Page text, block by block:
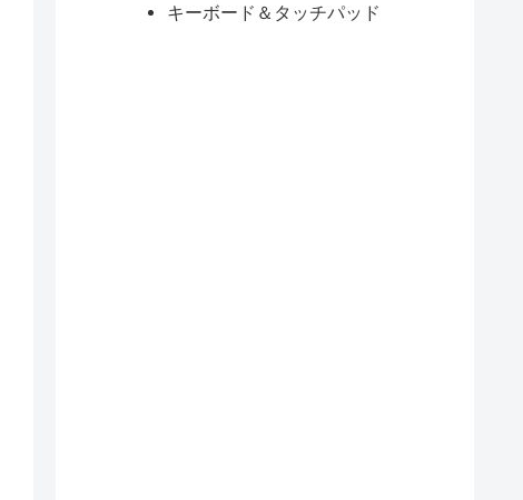
キーボード＆タッチパッド